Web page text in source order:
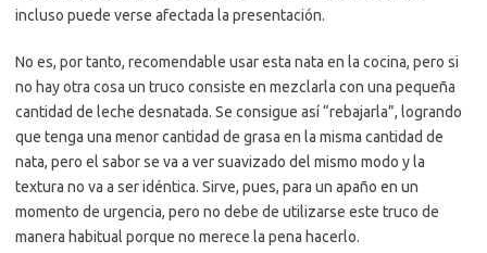
incluso puede verse afectada la presentación.
No es, por tanto, recomendable usar esta nata en la cocina, pero si
no hay otra cosa un truco consiste en mezclarla con una pequeña
cantidad de leche desnatada. Se consigue así “rebajarla”, logrando
que tenga una menor cantidad de grasa en la misma cantidad de
nata, pero el sabor se va a ver suavizado del mismo modo y la
textura no va a ser idéntica. Sirve, pues, para un apaño en un
momento de urgencia, pero no debe de utilizarse este truco de
manera habitual porque no merece la pena hacerlo.